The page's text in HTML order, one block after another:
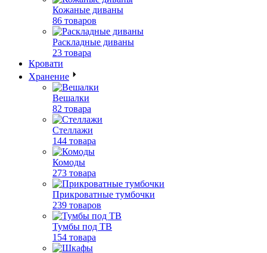
Кожаные диваны
86 товаров
Раскладные диваны
23 товара
Кровати
Хранение
Вешалки
82 товара
Стеллажи
144 товара
Комоды
273 товара
Прикроватные тумбочки
239 товаров
Тумбы под ТВ
154 товара